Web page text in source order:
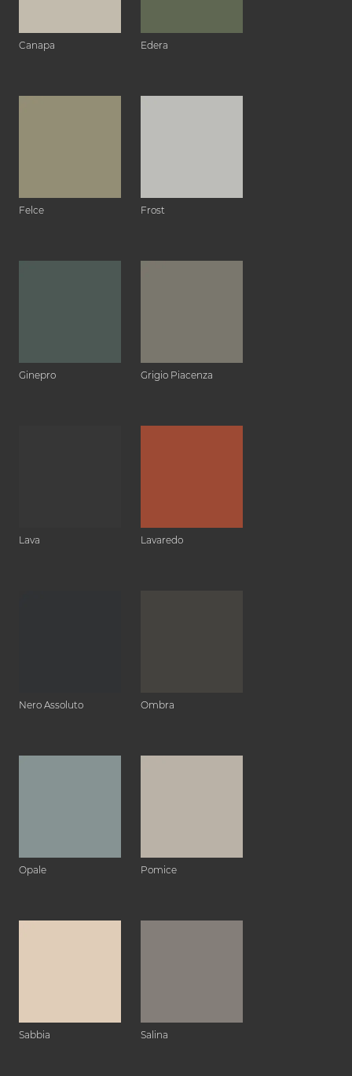
Canapa Edera
Felce Frost
Ginepro Grigio Piacenza
Lava Lavaredo
Nero Assoluto Ombra
Opale Pomice
Sabbia Salina